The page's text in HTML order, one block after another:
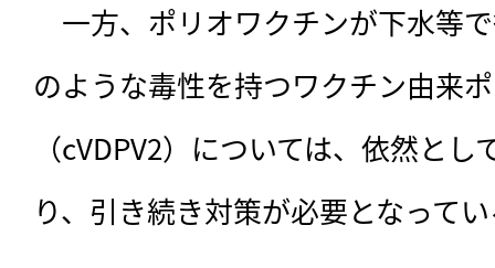
一方、ポリオワクチンが下水等
のような毒性を持つワクチン由来
（cVDPV2）については、依然と
り、引き続き対策が必要となって